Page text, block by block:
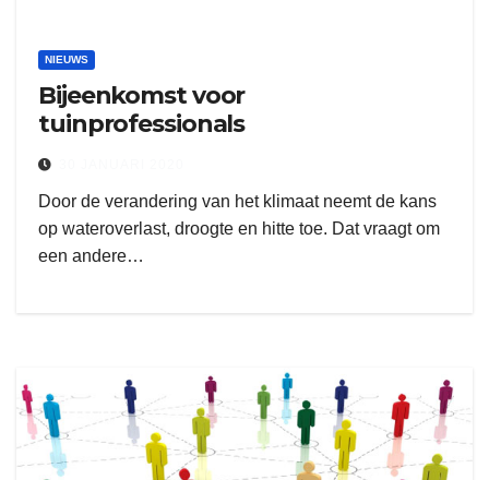
NIEUWS
Bijeenkomst voor
tuinprofessionals
Door de verandering van het klimaat neemt de kans
op wateroverlast, droogte en hitte toe. Dat vraagt om
een andere…